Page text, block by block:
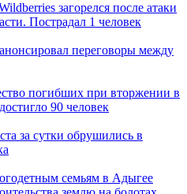
загорелся после атаки
Пострадал 1 человек
переговоры между
погибших при вторжении в
90 человек
за сутки обрушились в
семьям в Адыгее